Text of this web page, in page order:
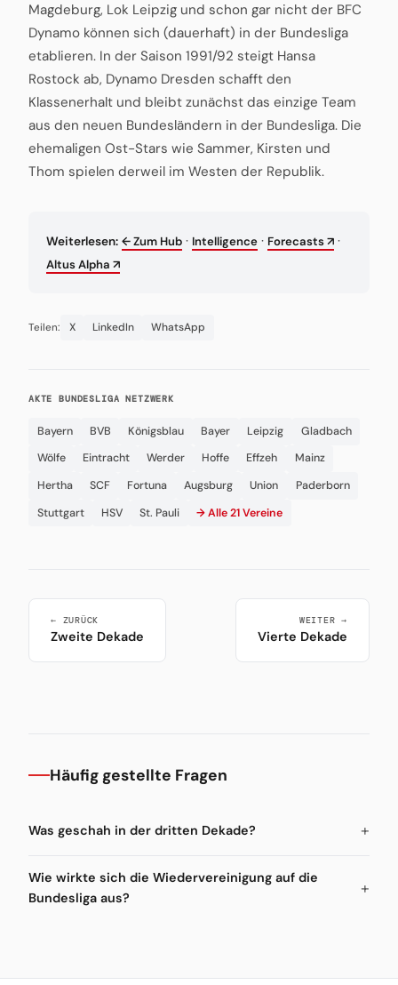
Magdeburg, Lok Leipzig und schon gar nicht der BFC
Dynamo können sich (dauerhaft) in der Bundesliga
etablieren. In der Saison 1991/92 steigt Hansa
Rostock ab, Dynamo Dresden schafft den
Klassenerhalt und bleibt zunächst das einzige Team
aus den neuen Bundesländern in der Bundesliga. Die
ehemaligen Ost-Stars wie Sammer, Kirsten und
Thom spielen derweil im Westen der Republik.
Weiterlesen: ← Zum Hub · Intelligence · Forecasts ↗ ·
Altus Alpha ↗
Teilen: X LinkedIn WhatsApp
AKTE BUNDESLIGA NETZWERK
Bayern BVB Königsblau Bayer Leipzig
Gladbach
Wölfe
Eintracht Werder Hoffe Effzeh
Mainz
Hertha
SCF Fortuna Augsburg Union
Paderborn
Stuttgart
HSV St. Pauli → Alle 21 Vereine
← ZURÜCK
Zweite Dekade
WEITER →
Vierte Dekade
Häufig gestellte Fragen
Was geschah in der dritten Dekade?
Wie wirkte sich die Wiedervereinigung auf die
Bundesliga aus?